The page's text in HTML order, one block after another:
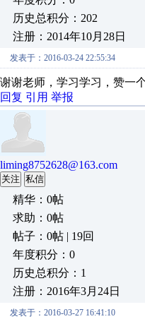
历史总积分：202
注册：2014年10月28日
发表于：2016-03-24 22:55:34
谢谢老师，学习学习，赞一
回复 引用 举报
liming8752628@163.com
关注 私信
精华：0帖
求助：0帖
帖子：0帖 | 19回
年度积分：0
历史总积分：1
注册：2016年3月24日
发表于：2016-03-27 16:41:10